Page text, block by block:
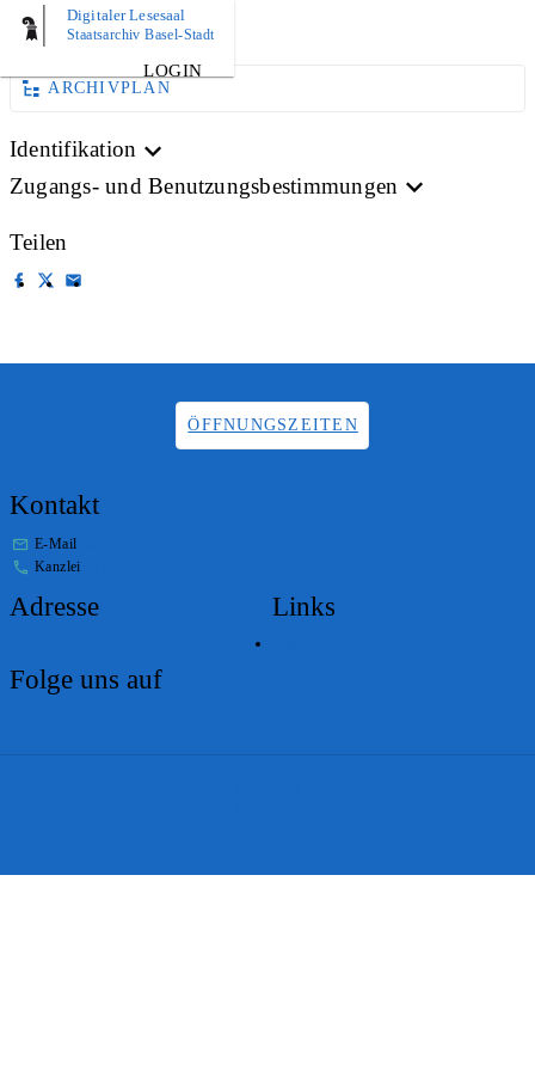
Digitaler Lesesaal
Staatsarchiv Basel-Stadt
LOGIN
AKTE
ARCHIVPLAN
Identifikation
Zugangs- und Benutzungsbestimmungen
Teilen
ÖFFNUNGSZEITEN
Kontakt
E-Mail
Kanzlei
Adresse Links
Folge uns auf